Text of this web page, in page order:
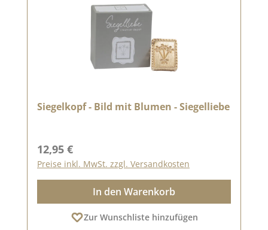
Siegelkopf - Bild mit Blumen - Siegelliebe
Regulärer Preis:
12,95 €
Preise inkl. MwSt. zzgl. Versandkosten
In den Warenkorb
Zur Wunschliste hinzufügen